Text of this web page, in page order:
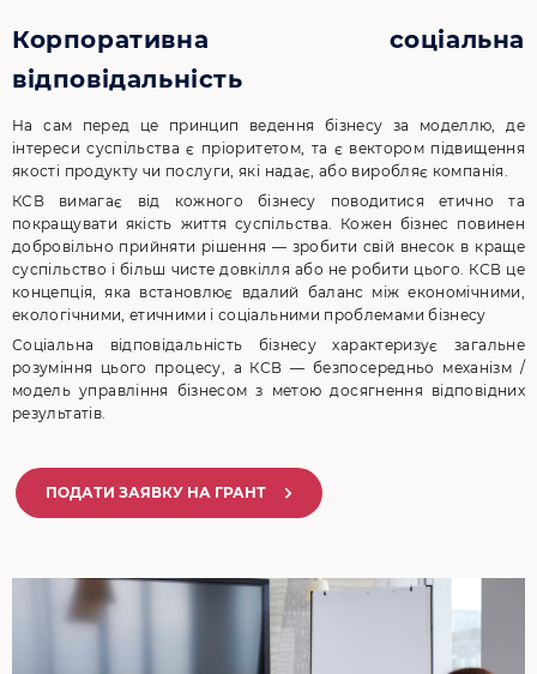
Корпоративна соціальна
відповідальність
На сам перед це принцип ведення бізнесу за моделлю, де
інтереси суспільства є пріоритетом, та є вектором підвищення
якості продукту чи послуги, які надає, або виробляє компанія.
КСВ вимагає від кожного бізнесу поводитися етично та
покращувати якість життя суспільства. Кожен бізнес повинен
добровільно прийняти рішення — зробити свій внесок в краще
суспільство і більш чисте довкілля або не робити цього. КСВ це
концепція, яка встановлює вдалий баланс між економічними,
екологічними, етичними і соціальними проблемами бізнесу
Соціальна відповідальність бізнесу характеризує загальне
розуміння цього процесу, а КСВ — безпосередньо механізм /
модель управління бізнесом з метою досягнення відповідних
результатів.
ПОДАТИ ЗАЯВКУ НА ГРАНТ